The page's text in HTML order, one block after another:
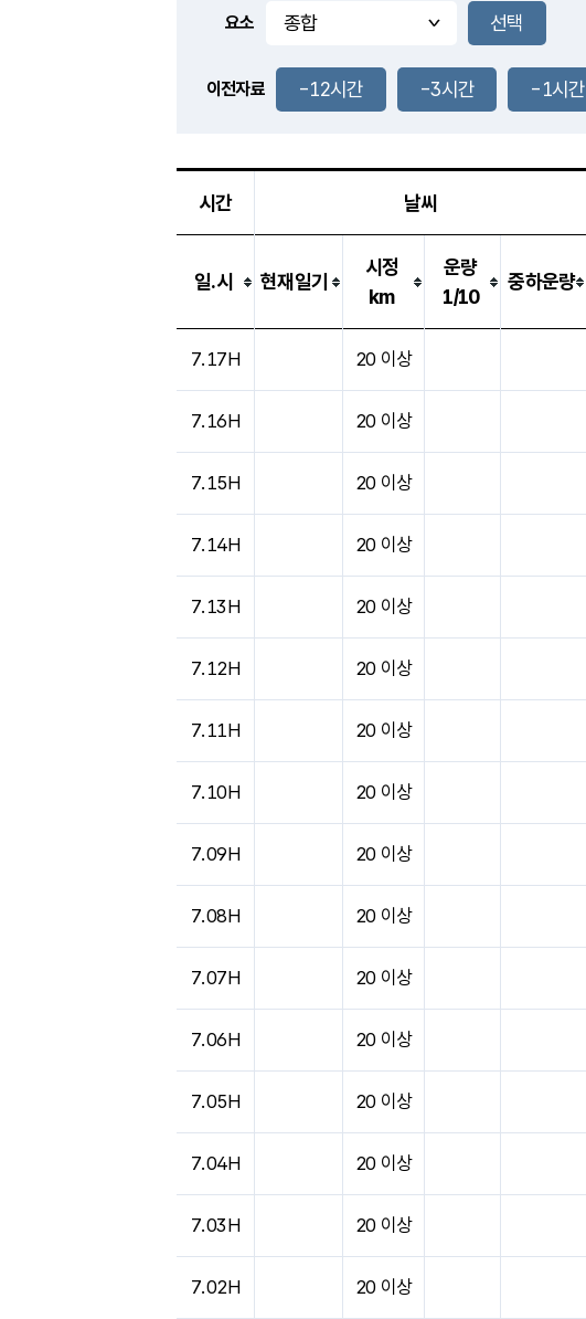
풍도
-m/s
-
요소
이전자료 -12시간 -3시간 -1시간
시간 날씨
일.시 현재일기
시정
km
운량
1/10
중하운량
7.17H 20 이상
7.16H 20 이상
7.15H 20 이상
7.14H 20 이상
7.13H 20 이상
7.12H 20 이상
7.11H 20 이상
7.10H 20 이상
7.09H 20 이상
7.08H 20 이상
7.07H 20 이상
7.06H 20 이상
7.05H 20 이상
7.04H 20 이상
7.03H 20 이상
7.02H 20 이상